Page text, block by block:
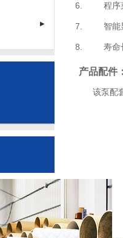
▶
程序菜
智能显
寿命长
产品配件
该泵配套